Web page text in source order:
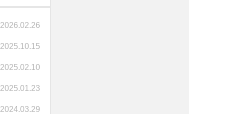
2026.02.26
2025.10.15
2025.02.10
2025.01.23
2024.03.29